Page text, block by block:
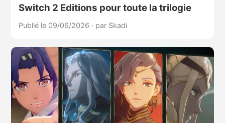
Switch 2 Editions pour toute la trilogie
Publié le 09/06/2026 · par Skadi